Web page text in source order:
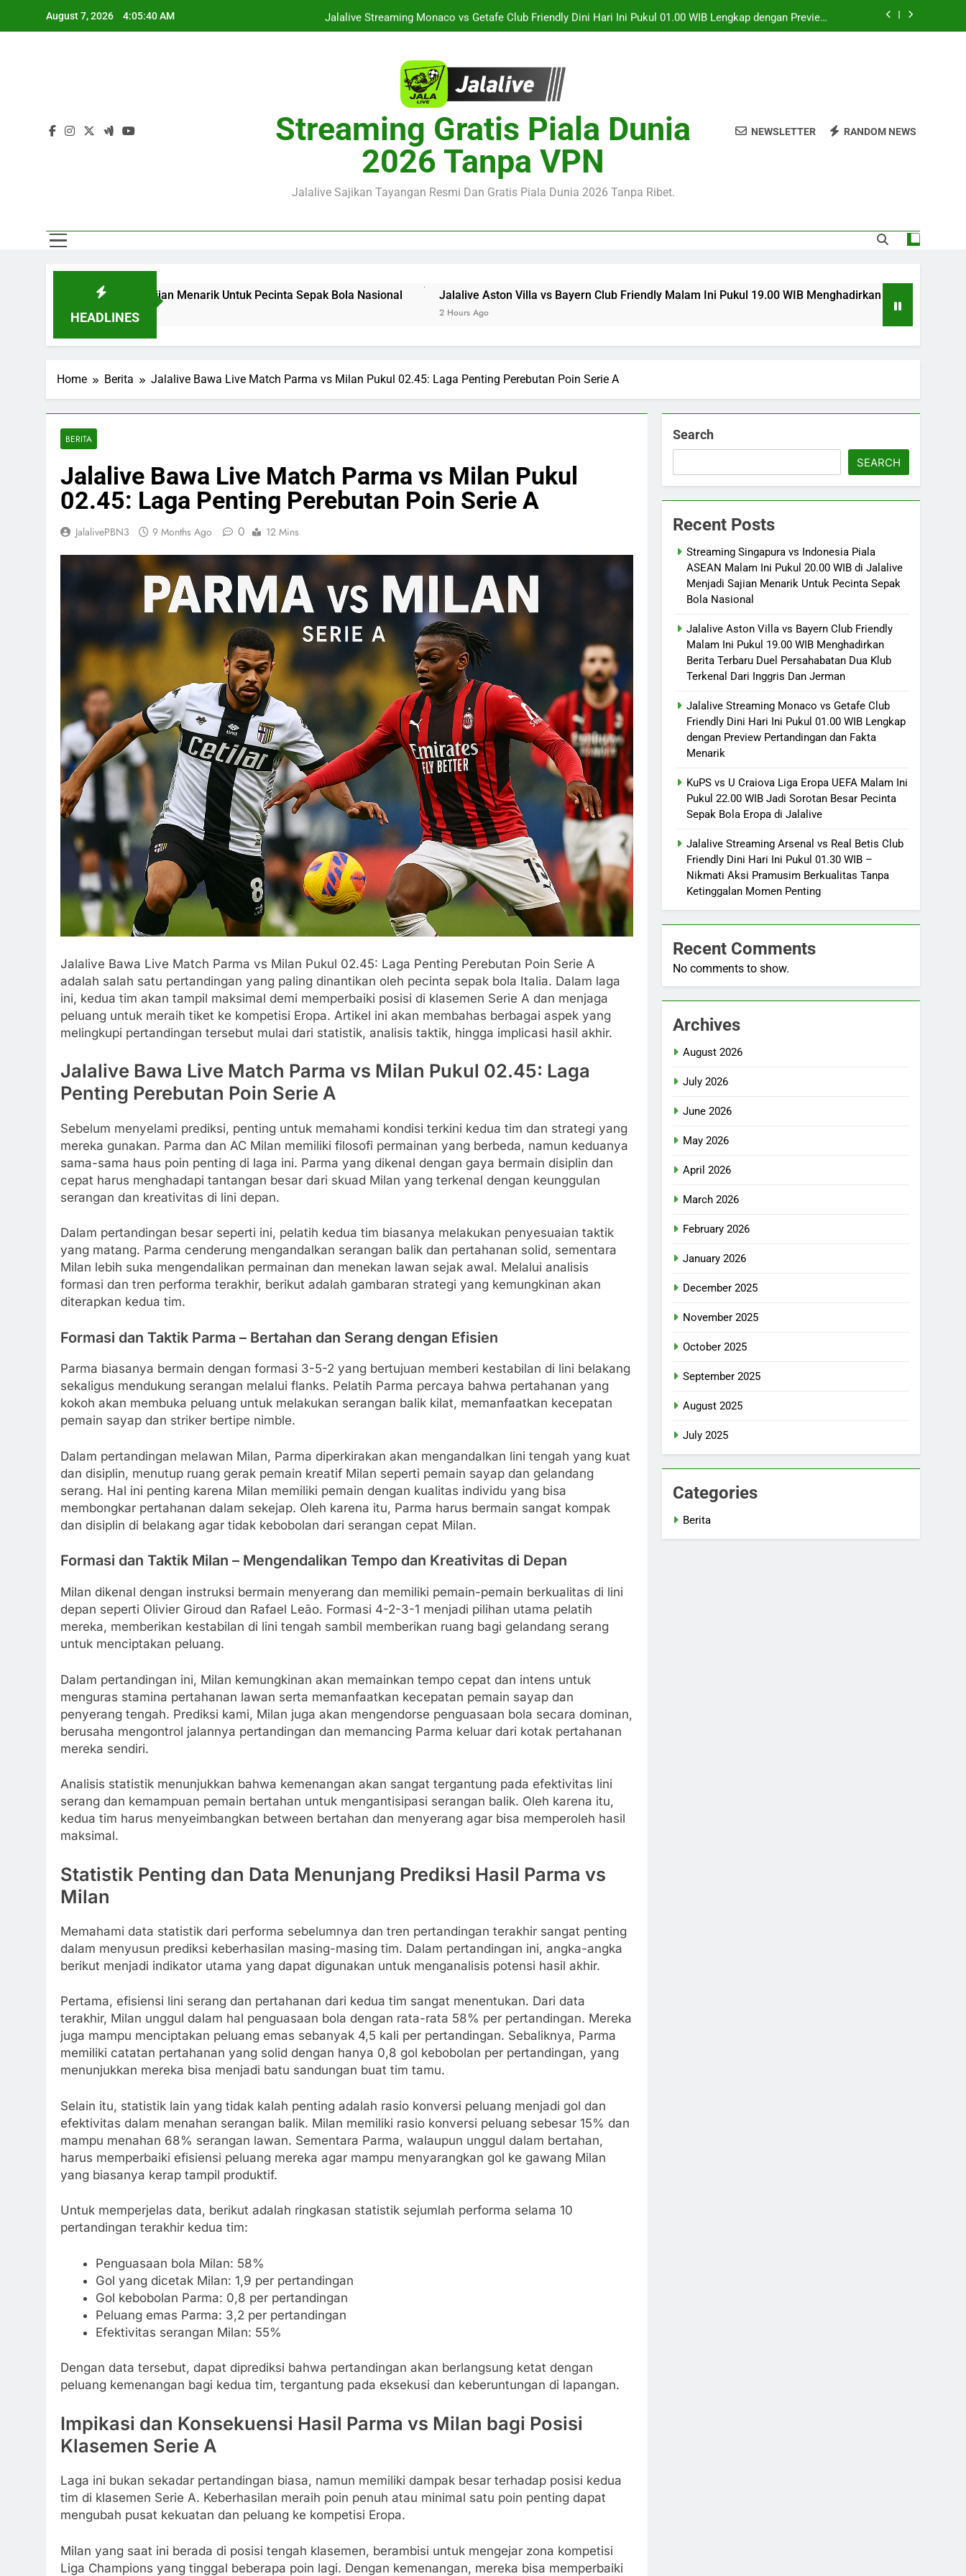
August 7, 2026 4:05:42 AM
Jalalive Streaming Monaco vs Getafe Club Friendly Dini Hari Ini Pukul 01.00 WIB Lengkap dengan Preview
Pertandingan dan Fakta Menarik
Streaming Singapura vs Indonesia Piala ASEAN Malam Ini Pukul 20.00 WIB di Jalalive Menjadi Sajian
Jalalive Aston Villa vs Bayern Club Friendly Malam Ini Pukul 19.00 WIB Menghadirkan Berita Terbaru Duel
Persahabatan Dua Klub Terkenal Dari Inggris Dan Jerman
Jalalive Streaming Monaco vs Getafe Club Friendly Dini Hari Ini Pukul 01.00 WIB Lengkap dengan Preview
KuPS vs U Craiova Liga Eropa UEFA Malam Ini Pukul 22.00 WIB Jadi Sorotan Besar Pecinta Sepak Bola
Streaming Gratis Piala Dunia
2026 Tanpa VPN
Jalalive Sajikan Tayangan Resmi Dan Gratis Piala Dunia 2026 Tanpa Ribet.
NEWSLETTER RANDOM NEWS
HEADLINES
Sajian Menarik Untuk Pecinta Sepak Bola Nasional Jalalive Aston Villa vs Bayern Club Friendly Malam Ini Pukul 19.00 WIB Menghadirkan Berita Terbaru Duel
Home Berita Jalalive Bawa Live Match Parma vs Milan Pukul 02.45: Laga Penting Perebutan Poin Serie A
BERITA
Jalalive Bawa Live Match Parma vs Milan Pukul
02.45: Laga Penting Perebutan Poin Serie A
JalalivePBN3 9 Months Ago 0 12 Mins
Jalalive Bawa Live Match Parma vs Milan Pukul 02.45: Laga Penting Perebutan Poin Serie A
adalah salah satu pertandingan yang paling dinantikan oleh pecinta sepak bola Italia. Dalam laga
ini, kedua tim akan tampil maksimal demi memperbaiki posisi di klasemen Serie A dan menjaga
peluang untuk meraih tiket ke kompetisi Eropa. Artikel ini akan membahas berbagai aspek yang
melingkupi pertandingan tersebut mulai dari statistik, analisis taktik, hingga implicasi hasil akhir.
Jalalive Bawa Live Match Parma vs Milan Pukul 02.45: Laga
Penting Perebutan Poin Serie A
Sebelum menyelami prediksi, penting untuk memahami kondisi terkini kedua tim dan strategi yang
mereka gunakan. Parma dan AC Milan memiliki filosofi permainan yang berbeda, namun keduanya
sama-sama haus poin penting di laga ini. Parma yang dikenal dengan gaya bermain disiplin dan
cepat harus menghadapi tantangan besar dari skuad Milan yang terkenal dengan keunggulan
serangan dan kreativitas di lini depan.
Dalam pertandingan besar seperti ini, pelatih kedua tim biasanya melakukan penyesuaian taktik
yang matang. Parma cenderung mengandalkan serangan balik dan pertahanan solid, sementara
Milan lebih suka mengendalikan permainan dan menekan lawan sejak awal. Melalui analisis
formasi dan tren performa terakhir, berikut adalah gambaran strategi yang kemungkinan akan
diterapkan kedua tim.
Formasi dan Taktik Parma – Bertahan dan Serang dengan Efisien
Parma biasanya bermain dengan formasi 3-5-2 yang bertujuan memberi kestabilan di lini belakang
sekaligus mendukung serangan melalui flanks. Pelatih Parma percaya bahwa pertahanan yang
kokoh akan membuka peluang untuk melakukan serangan balik kilat, memanfaatkan kecepatan
pemain sayap dan striker bertipe nimble.
Dalam pertandingan melawan Milan, Parma diperkirakan akan mengandalkan lini tengah yang kuat
dan disiplin, menutup ruang gerak pemain kreatif Milan seperti pemain sayap dan gelandang
serang. Hal ini penting karena Milan memiliki pemain dengan kualitas individu yang bisa
membongkar pertahanan dalam sekejap. Oleh karena itu, Parma harus bermain sangat kompak
dan disiplin di belakang agar tidak kebobolan dari serangan cepat Milan.
Formasi dan Taktik Milan – Mengendalikan Tempo dan Kreativitas di Depan
Milan dikenal dengan instruksi bermain menyerang dan memiliki pemain-pemain berkualitas di lini
depan seperti Olivier Giroud dan Rafael Leão. Formasi 4-2-3-1 menjadi pilihan utama pelatih
mereka, memberikan kestabilan di lini tengah sambil memberikan ruang bagi gelandang serang
untuk menciptakan peluang.
Dalam pertandingan ini, Milan kemungkinan akan memainkan tempo cepat dan intens untuk
menguras stamina pertahanan lawan serta memanfaatkan kecepatan pemain sayap dan
penyerang tengah. Prediksi kami, Milan juga akan mengendorse penguasaan bola secara dominan,
berusaha mengontrol jalannya pertandingan dan memancing Parma keluar dari kotak pertahanan
mereka sendiri.
Analisis statistik menunjukkan bahwa kemenangan akan sangat tergantung pada efektivitas lini
serang dan kemampuan pemain bertahan untuk mengantisipasi serangan balik. Oleh karena itu,
kedua tim harus menyeimbangkan between bertahan dan menyerang agar bisa memperoleh hasil
maksimal.
Statistik Penting dan Data Menunjang Prediksi Hasil Parma vs
Milan
Memahami data statistik dari performa sebelumnya dan tren pertandingan terakhir sangat penting
dalam menyusun prediksi keberhasilan masing-masing tim. Dalam pertandingan ini, angka-angka
berikut menjadi indikator utama yang dapat digunakan untuk menganalisis potensi hasil akhir.
Pertama, efisiensi lini serang dan pertahanan dari kedua tim sangat menentukan. Dari data
terakhir, Milan unggul dalam hal penguasaan bola dengan rata-rata 58% per pertandingan. Mereka
juga mampu menciptakan peluang emas sebanyak 4,5 kali per pertandingan. Sebaliknya, Parma
memiliki catatan pertahanan yang solid dengan hanya 0,8 gol kebobolan per pertandingan, yang
menunjukkan mereka bisa menjadi batu sandungan buat tim tamu.
Selain itu, statistik lain yang tidak kalah penting adalah rasio konversi peluang menjadi gol dan
efektivitas dalam menahan serangan balik. Milan memiliki rasio konversi peluang sebesar 15% dan
mampu menahan 68% serangan lawan. Sementara Parma, walaupun unggul dalam bertahan,
harus memperbaiki efisiensi peluang mereka agar mampu menyarangkan gol ke gawang Milan
yang biasanya kerap tampil produktif.
Untuk memperjelas data, berikut adalah ringkasan statistik sejumlah performa selama 10
pertandingan terakhir kedua tim:
Penguasaan bola Milan: 58%
Gol yang dicetak Milan: 1,9 per pertandingan
Gol kebobolan Parma: 0,8 per pertandingan
Peluang emas Parma: 3,2 per pertandingan
Efektivitas serangan Milan: 55%
Dengan data tersebut, dapat diprediksi bahwa pertandingan akan berlangsung ketat dengan
peluang kemenangan bagi kedua tim, tergantung pada eksekusi dan keberuntungan di lapangan.
Impikasi dan Konsekuensi Hasil Parma vs Milan bagi Posisi
Klasemen Serie A
Laga ini bukan sekadar pertandingan biasa, namun memiliki dampak besar terhadap posisi kedua
tim di klasemen Serie A. Keberhasilan meraih poin penuh atau minimal satu poin penting dapat
mengubah pusat kekuatan dan peluang ke kompetisi Eropa.
Milan yang saat ini berada di posisi tengah klasemen, berambisi untuk mengejar zona kompetisi
Liga Champions yang tinggal beberapa poin lagi. Dengan kemenangan, mereka bisa memperbaiki
Search
SEARCH
Recent Posts
Streaming Singapura vs Indonesia Piala
ASEAN Malam Ini Pukul 20.00 WIB di Jalalive
Menjadi Sajian Menarik Untuk Pecinta Sepak
Bola Nasional
Jalalive Aston Villa vs Bayern Club Friendly
Malam Ini Pukul 19.00 WIB Menghadirkan
Berita Terbaru Duel Persahabatan Dua Klub
Terkenal Dari Inggris Dan Jerman
Jalalive Streaming Monaco vs Getafe Club
Friendly Dini Hari Ini Pukul 01.00 WIB Lengkap
dengan Preview Pertandingan dan Fakta
Menarik
KuPS vs U Craiova Liga Eropa UEFA Malam Ini
Pukul 22.00 WIB Jadi Sorotan Besar Pecinta
Sepak Bola Eropa di Jalalive
Jalalive Streaming Arsenal vs Real Betis Club
Friendly Dini Hari Ini Pukul 01.30 WIB –
Nikmati Aksi Pramusim Berkualitas Tanpa
Ketinggalan Momen Penting
Recent Comments
No comments to show.
Archives
August 2026
July 2026
June 2026
May 2026
April 2026
March 2026
February 2026
January 2026
December 2025
November 2025
October 2025
September 2025
August 2025
July 2025
Categories
Berita